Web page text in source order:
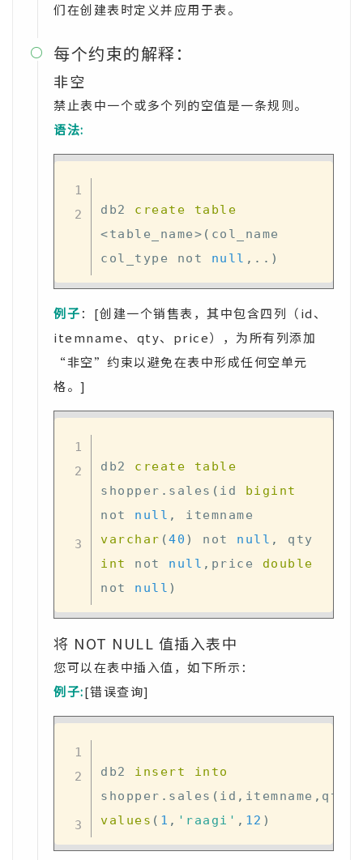
们在创建表时定义并应用于表。
 每个约束的解释：
非空
禁止表中一个或多个列的空值是一条规则。
语法:
db2 create
table
<table_name> ( col_name
col_type not null , . . )
例子：[创建一个销售表，其中包含四列（id、
itemname、qty、price），为所有列添加
“非空”约束以避免在表中形成任何空单元
格。]
db2 create
table
shopper . sales ( id bigint
not
null ,
varchar (40 ) not null ,
int
not null , price double
not
null )
将 NOT NULL 值插入表中
您可以在表中插入值，如下所示：
例子:[错误查询]
db2 insert
into
shopper . sales ( id , itemname , qty
values ( 1 , 'raagi' , 12 )